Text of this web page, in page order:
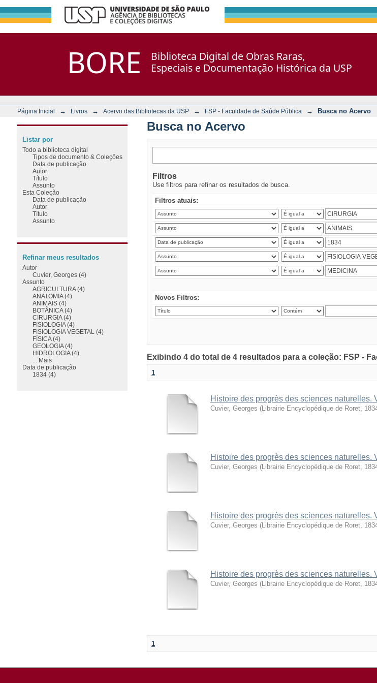
BORE
Biblioteca Digital de Obras Raras,
Especiais e Documentação Histórica da USP
Página Inicial → Livros → Acervo das Bibliotecas da USP → FSP - Faculdade de Saúde Pública → Busca no Acervo
Busca no Acervo
Filtros
Use filtros para refinar os resultados de busca.
Filtros atuais:
Novos Filtros:
Exibindo 4 do total de 4 resultados para a coleção: FSP -
1
Histoire des progrès des sciences naturelles.
Cuvier, Georges (Librairie Encyclopédique de Roret,
Histoire des progrès des sciences naturelles.
Cuvier, Georges (Librairie Encyclopédique de Roret,
Histoire des progrès des sciences naturelles.
Cuvier, Georges (Librairie Encyclopédique de Roret,
Histoire des progrès des sciences naturelles.
Cuvier, Georges (Librairie Encyclopédique de Roret,
1
Listar por
Todo a biblioteca digital
Tipos de documento & Coleções
Data de publicação
Autor
Título
Assunto
Esta Coleção
Data de publicação
Autor
Título
Assunto
Refinar meus resultados
Autor
Cuvier, Georges (4)
Assunto
AGRICULTURA (4)
ANATOMIA (4)
ANIMAIS (4)
BOTÂNICA (4)
CIRURGIA (4)
FISIOLOGIA (4)
FISIOLOGIA VEGETAL (4)
FÍSICA (4)
GEOLOGIA (4)
HIDROLOGIA (4)
... Mais
Data de publicação
1834 (4)